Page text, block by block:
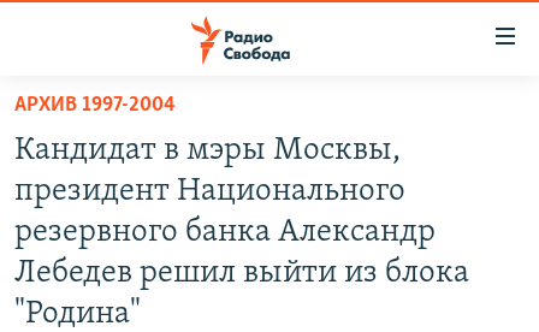
упрощенного
доступа
основному
содержанию
Вернутся
ПОДКАСТЫ
АВТОРСКИЕ ПРОЕКТЫ
ЦИТАТЫ СВОБОДЫ
МНЕНИЯ
АРХИВ 1997-2004
Кандидат в мэры Москвы,
президент Национального
резервного банка Александр
Лебедев решил выйти из блока
"Родина"